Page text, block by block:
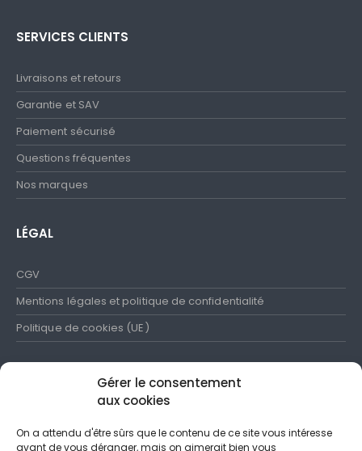
Gérer le consentement
aux cookies
On a attendu d'être sûrs que le contenu de ce site vous intéresse
avant de vous déranger, mais on aimerait bien vous
SERVICES CLIENTS
Livraisons et retours
Garantie et SAV
Paiement sécurisé
Questions fréquentes
Nos marques
LÉGAL
CGV
Mentions légales et politique de confidentialité
Politique de cookies (UE)
SUIVEZ-NOUS